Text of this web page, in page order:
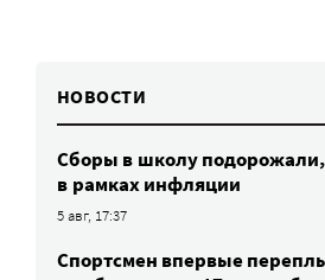
НОВОСТИ
Сборы в школу подорожали,
в рамках инфляции
5 авг, 17:37
Спортсмен впервые